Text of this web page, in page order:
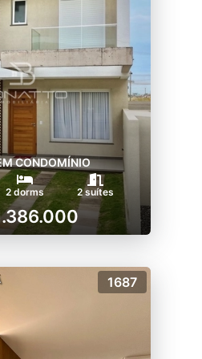
CONDOMÍNIO
2 dorms 2 suítes
1687